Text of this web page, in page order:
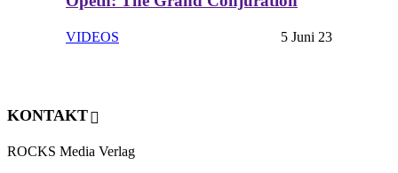
VIDEOS 5 Juni 23
KONTAKT
ROCKS Media Verlag